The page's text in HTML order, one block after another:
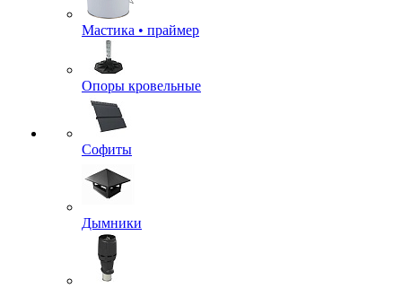
Мастика • праймер
Опоры кровельные
Софиты
Дымники